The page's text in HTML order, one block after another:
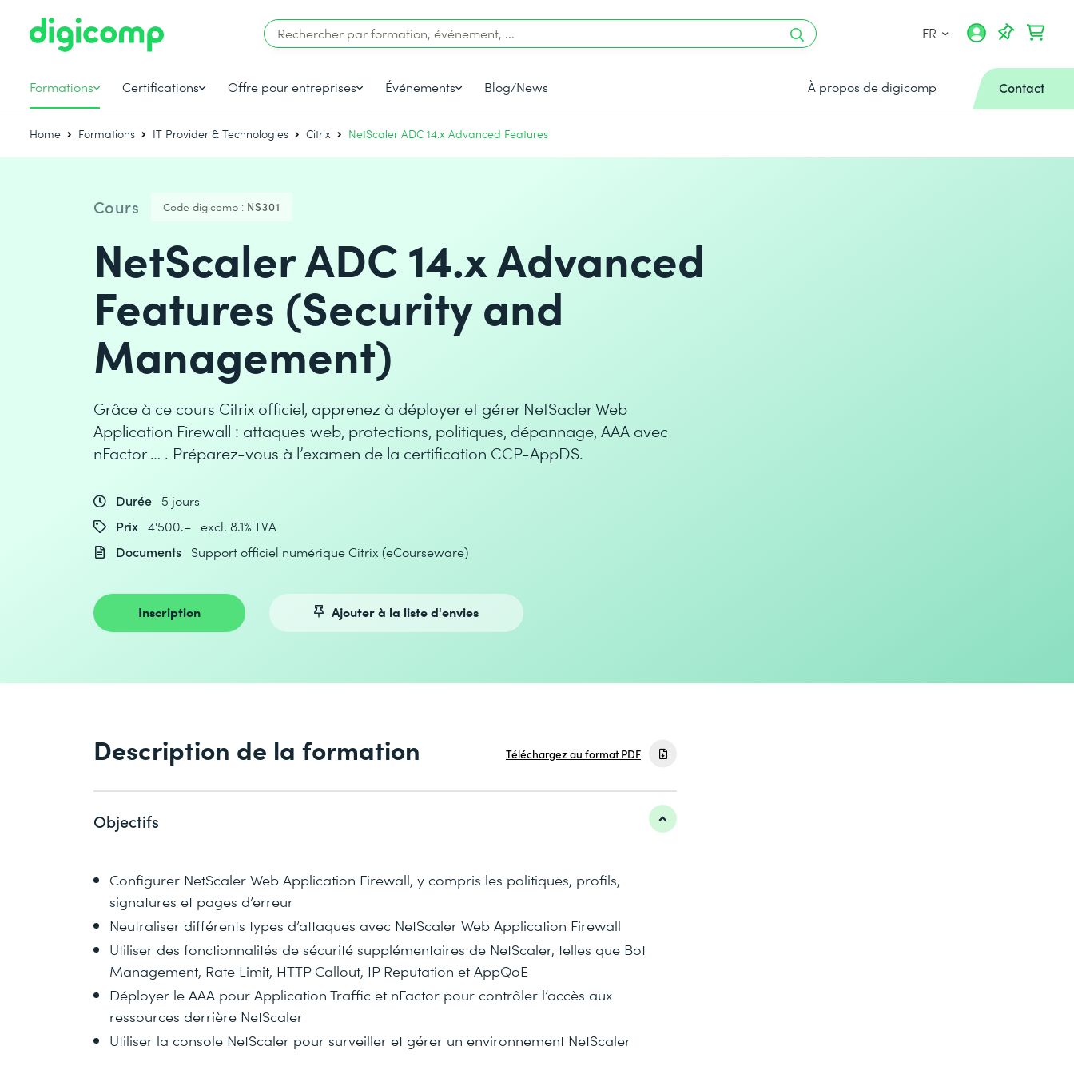
FR
Formations Certifications Offre pour entreprises Événements Blog/News À propos de digicomp Contact
Home Formations IT Provider & Technologies Citrix NetScaler ADC 14.x Advanced Features
Cours Code digicomp : NS301
NetScaler ADC 14.x Advanced
Features (Security and
Management)
Grâce à ce cours Citrix officiel, apprenez à déployer et gérer NetSacler Web
Application Firewall : attaques web, protections, politiques, dépannage, AAA avec
nFactor … . Préparez-vous à l’examen de la certification CCP-AppDS.
Durée
5 jours
Prix
4'500.– excl. 8.1% TVA
Documents
Support officiel numérique Citrix (eCourseware)
Inscription Ajouter à la liste d'envies
Description de la formation Téléchargez au format PDF
Objectifs
Configurer NetScaler Web Application Firewall, y compris les politiques, profils,
signatures et pages d’erreur
Neutraliser différents types d’attaques avec NetScaler Web Application Firewall
Utiliser des fonctionnalités de sécurité supplémentaires de NetScaler, telles que Bot
Management, Rate Limit, HTTP Callout, IP Reputation et AppQoE
Déployer le AAA pour Application Traffic et nFactor pour contrôler l’accès aux
ressources derrière NetScaler
Utiliser la console NetScaler pour surveiller et gérer un environnement NetScaler